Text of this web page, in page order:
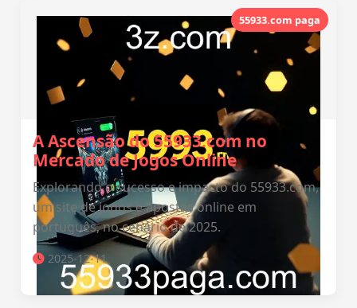
55933.com paga
A Ascensão do 55933.com no
Mercado de Jogos Online
Explorando o sucesso e impacto do 55933.com,
um site de jogos e apostas online em
português, no cenário de 2025.
2025-12-11